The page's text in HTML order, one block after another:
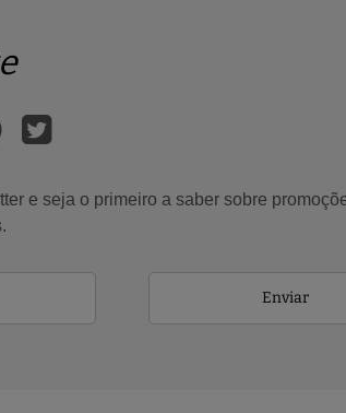
e seja o primeiro a saber sobre
Enviar